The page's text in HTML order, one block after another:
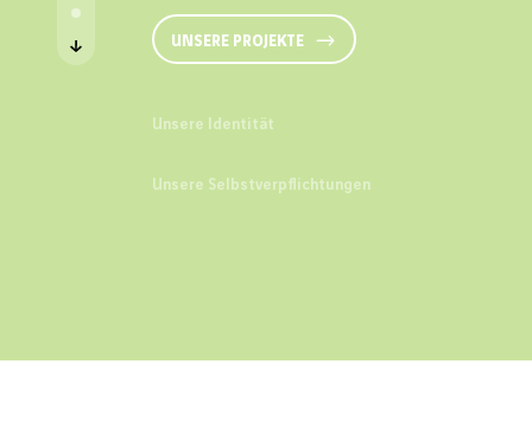
UNSERE PROJEKTE
Unsere Identität
Über uns
Unsere Selbstverpflichtungen
Für
Innovation